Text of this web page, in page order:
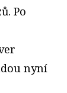
Po
nyní